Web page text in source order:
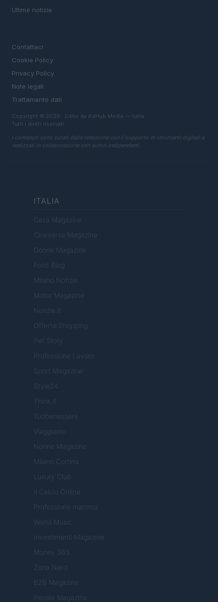
Ultime notizie
Contattaci
Cookie Policy
Privacy Policy
Note legali
Trattamento dati
Copyright © 2026 · Edito da AdHub Media — Italia
Tutti i diritti riservati
I contenuti sono curati dalla redazione con il supporto di strumenti digitali e
realizzati in collaborazione con autori indipendenti.
ITALIA
Casa Magazine
Cineverse Magazine
Donne Magazine
Food Blog
Milano Notizie
Motor Magazine
Notizie.it
Offerte Shopping
Pet Story
Professione Lavoro
Sport Magazine
Style24
Think.it
Tuobenessere
Viaggiamo
Nonne Magazine
Milano Cortina
Luxury Club
Il Calcio Online
Professione mamma
World Music
Investimenti Magazine
Money 365
Zona Nerd
B2B Magazine
People Magazine